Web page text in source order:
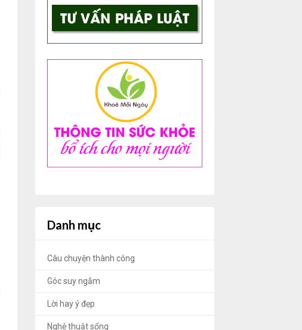
Danh mục
Câu chuyện thành công
Góc suy ngẫm
Lời hay ý đẹp
Nghệ thuật sống